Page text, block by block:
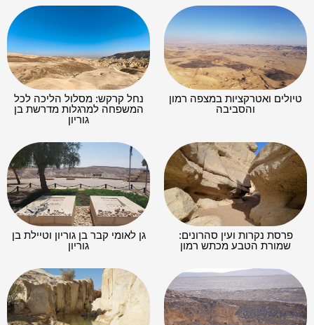
טיולים ואטרקציות במצפה רמון
והסביבה
נחל קרקש: מסלול הליכה לכל
המשפחה למרגלות מדרשת בן
גוריון
פרסת נקרות ועין סהרונים:
שמורת הטבע מכתש רמון
גן לאומי קבר בן גוריון וטיילת בן
גוריון